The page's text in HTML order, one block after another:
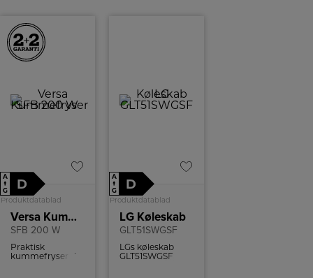
A
↑
G
D
Produktdatablad
Versa Kummefryser
SFB 200 W
Praktisk
kummefryser der
A
↑
G
D
Produktdatablad
LG Køleskab
GLT51SWGSF
LGs køleskab
GLT51SWGSF